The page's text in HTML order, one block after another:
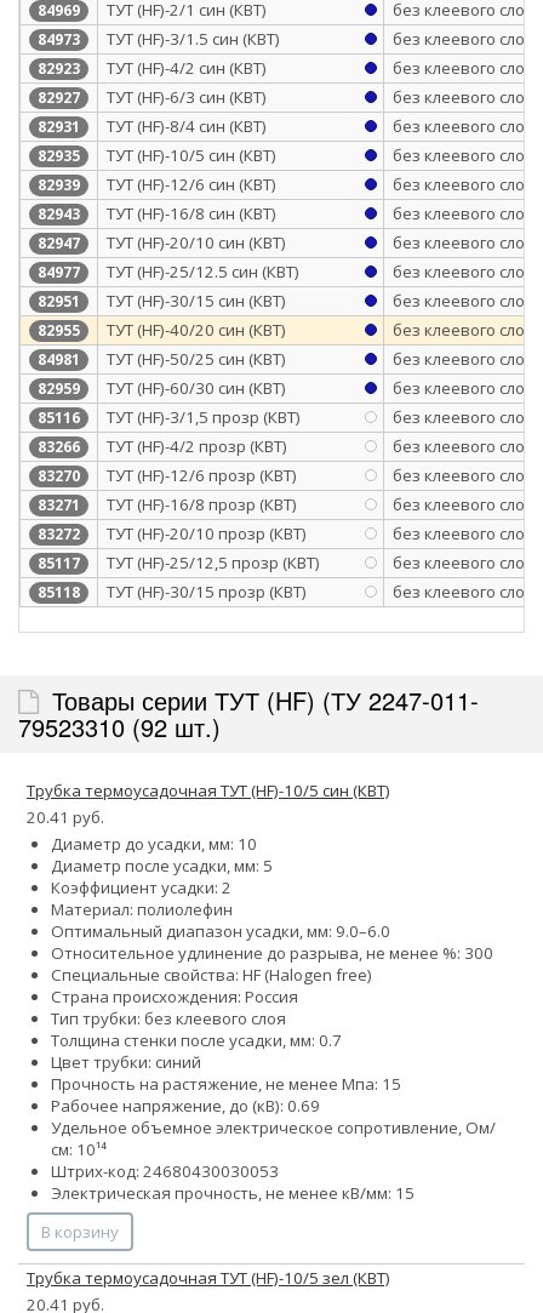
84969 ТУТ (HF)-2/1 син (КВТ) без клеевого слоя
84973 ТУТ (HF)-3/1.5 син (КВТ) без клеевого слоя
82923 ТУТ (HF)-4/2 син (КВТ) без клеевого слоя
82927 ТУТ (HF)-6/3 син (КВТ) без клеевого слоя
82931 ТУТ (HF)-8/4 син (КВТ) без клеевого слоя
82935 ТУТ (HF)-10/5 син (КВТ) без клеевого слоя
82939 ТУТ (HF)-12/6 син (КВТ) без клеевого слоя
82943 ТУТ (HF)-16/8 син (КВТ) без клеевого слоя
82947 ТУТ (HF)-20/10 син (КВТ) без клеевого слоя
84977 ТУТ (HF)-25/12.5 син (КВТ) без клеевого слоя
82951 ТУТ (HF)-30/15 син (КВТ) без клеевого слоя
82955 ТУТ (HF)-40/20 син (КВТ) без клеевого слоя
84981 ТУТ (HF)-50/25 син (КВТ) без клеевого слоя
82959 ТУТ (HF)-60/30 син (КВТ) без клеевого слоя
85116 ТУТ (HF)-3/1,5 прозр (КВТ) без клеевого слоя
83266 ТУТ (HF)-4/2 прозр (КВТ) без клеевого слоя
83270 ТУТ (HF)-12/6 прозр (КВТ) без клеевого слоя
83271 ТУТ (HF)-16/8 прозр (КВТ) без клеевого слоя
83272 ТУТ (HF)-20/10 прозр (КВТ) без клеевого слоя
85117 ТУТ (HF)-25/12,5 прозр (КВТ) без клеевого слоя
85118 ТУТ (HF)-30/15 прозр (КВТ) без клеевого слоя
Товары серии ТУТ (HF) (ТУ 2247-011-
79523310 (92 шт.)
Трубка термоусадочная ТУТ (HF)-10/5 син (КВТ)
20.41 руб.
Диаметр до усадки, мм: 10
Диаметр после усадки, мм: 5
Коэффициент усадки: 2
Материал: полиолефин
Оптимальный диапазон усадки, мм: 9.0–6.0
Относительное удлинение до разрыва, не менее %: 300
Специальные свойства: HF (Halogen free)
Страна происхождения: Россия
Тип трубки: без клеевого слоя
Толщина стенки после усадки, мм: 0.7
Цвет трубки: синий
Прочность на растяжение, не менее Мпа: 15
Рабочее напряжение, до (кВ): 0.69
Удельное объемное электрическое сопротивление, Ом/
см: 10¹⁴
Штрих-код: 24680430030053
Электрическая прочность, не менее кВ/мм: 15
В корзину
Трубка термоусадочная ТУТ (HF)-10/5 зел (КВТ)
20.41 руб.